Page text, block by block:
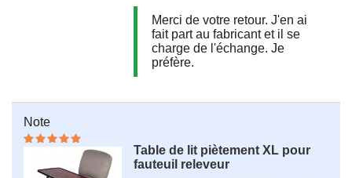
Merci de votre retour. J'en ai
fait part au fabricant et il se
charge de l'échange. Je
préfère.
Note
Table de lit piètement XL pour
fauteuil releveur